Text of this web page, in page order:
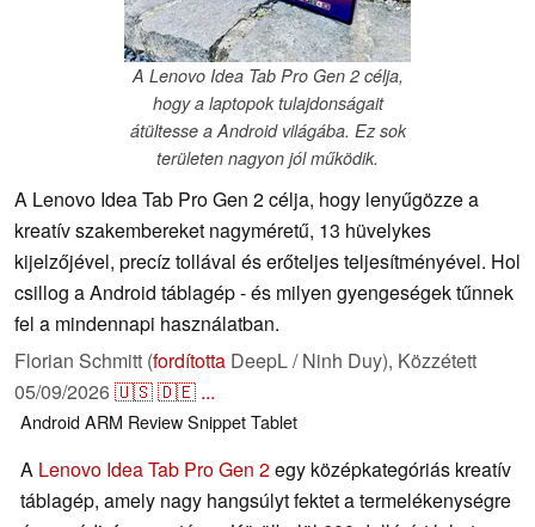
A Lenovo Idea Tab Pro Gen 2 célja,
hogy a laptopok tulajdonságait
átültesse a Android világába. Ez sok
területen nagyon jól működik.
A Lenovo Idea Tab Pro Gen 2 célja, hogy lenyűgözze a
kreatív szakembereket nagyméretű, 13 hüvelykes
kijelzőjével, precíz tollával és erőteljes teljesítményével. Hol
csillog a Android táblagép - és milyen gyengeségek tűnnek
fel a mindennapi használatban.
Florian Schmitt (fordította DeepL / Ninh Duy), Közzétett
05/09/2026🇺🇸🇩🇪 ...
AndroidARM Review SnippetTablet
A Lenovo Idea Tab Pro Gen 2egy középkategóriás kreatív
táblagép, amely nagy hangsúlyt fektet a termelékenységre